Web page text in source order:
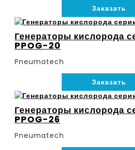
Заказать
Генераторы кислорода
PPOG-20
Pneumatech
Заказать
Генераторы кислорода
PPOG-26
Pneumatech